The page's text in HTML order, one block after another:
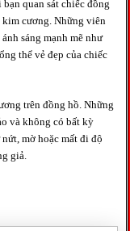
quan sát chiếc đồng
kim cương. Những viên
sáng mạnh mẽ như
thể vẻ đẹp của chiếc
trên đồng hồ. Những
và không có bất kỳ
mờ hoặc mất đi độ
giả.